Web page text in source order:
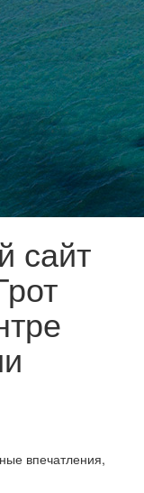
сайт
впечатления,